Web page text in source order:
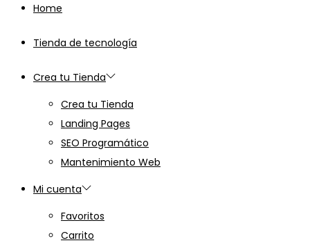
Home
Tienda de tecnología
Crea tu Tienda
Crea tu Tienda
Landing Pages
SEO Programático
Mantenimiento Web
Mi cuenta
Favoritos
Carrito